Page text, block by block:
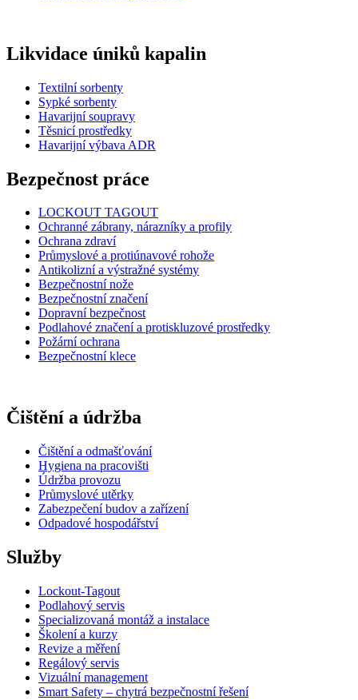
Likvidace úniků kapalin
Textilní sorbenty
Sypké sorbenty
Havarijní soupravy
Těsnicí prostředky
Havarijní výbava ADR
Bezpečnost práce
LOCKOUT TAGOUT
Ochranné zábrany, nárazníky a profily
Ochrana zdraví
Průmyslové a protiúnavové rohože
Antikolizní a výstražné systémy
Bezpečnostní nože
Bezpečnostní značení
Dopravní bezpečnost
Podlahové značení a protiskluzové prostředky
Požární ochrana
Bezpečnostní klece
Čištění a údržba
Čištění a odmašťování
Hygiena na pracovišti
Údržba provozu
Průmyslové utěrky
Zabezpečení budov a zařízení
Odpadové hospodářství
Služby
Lockout-Tagout
Podlahový servis
Specializovaná montáž a instalace
Školení a kurzy
Revize a měření
Regálový servis
Vizuální management
Smart Safety – chytrá bezpečnostní řešení